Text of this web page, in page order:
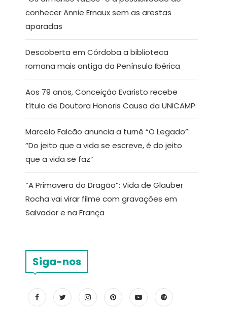
conhecer Annie Ernaux sem as arestas
aparadas
Descoberta em Córdoba a biblioteca
romana mais antiga da Península Ibérica
Aos 79 anos, Conceição Evaristo recebe
título de Doutora Honoris Causa da UNICAMP
Marcelo Falcão anuncia a turnê “O Legado”:
“Do jeito que a vida se escreve, é do jeito
que a vida se faz”
“A Primavera do Dragão”: Vida de Glauber
Rocha vai virar filme com gravações em
Salvador e na França
Siga-nos